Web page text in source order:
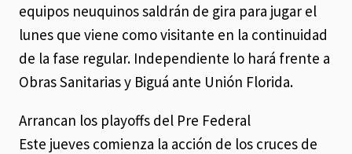
equipos neuquinos saldrán de gira para jugar el
lunes que viene como visitante en la continuidad
de la fase regular. Independiente lo hará frente a
Obras Sanitarias y Biguá ante Unión Florida.
Arrancan los playoffs del Pre Federal
Este jueves comienza la acción de los cruces de